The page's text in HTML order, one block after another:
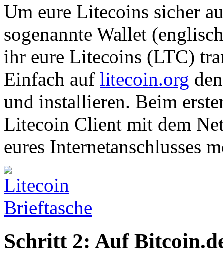
Um eure Litecoins sicher
sogenannte Wallet
ihr eure Litecoins (LTC)
Einfach auf litecoin.org
und installieren. Beim
Litecoin Client mit dem
eures Internetanschlusses
Schritt 2: Auf